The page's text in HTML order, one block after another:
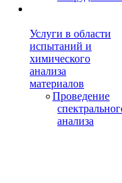
Услуги в области
испытаний и
химического
анализа
материалов
Проведение
анализа